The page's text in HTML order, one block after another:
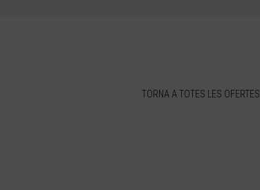
TORNA A TOTES LES OFERTES